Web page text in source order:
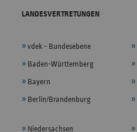
LANDESVERTRETUNGEN
vdek - Bundesebene
Baden-Württemberg
Bayern
Berlin/Brandenburg
Niedersachsen